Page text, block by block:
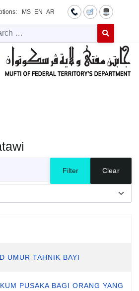
MS EN AR
Type 2 or
Filter Clear
UMUR TAHNIK BAYI
PUSAKA BAGI ORANG YANG